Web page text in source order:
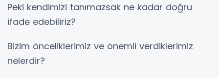
Peki kendimizi tanımazsak ne kadar doğru
ifade edebiliriz?
Bizim önceliklerimiz ve önemli verdiklerimiz
nelerdir?